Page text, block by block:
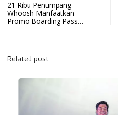
21 Ribu Penumpang
Whoosh Manfaatkan
Promo Boarding Pass…
Related post